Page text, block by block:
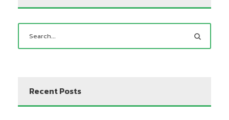
Recent Posts